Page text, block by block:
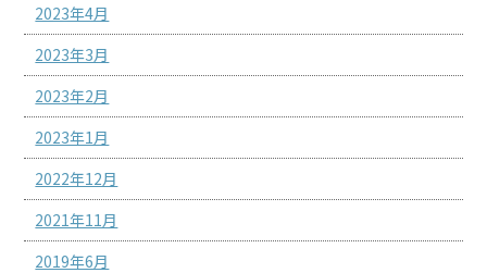
2023年4月
2023年3月
2023年2月
2023年1月
2022年12月
2021年11月
2019年6月